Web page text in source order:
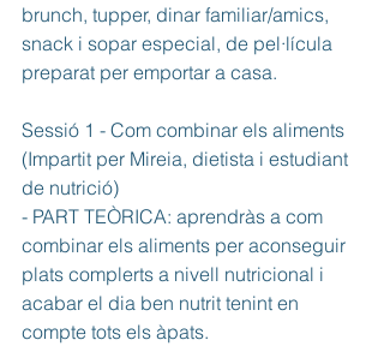
brunch, tupper, dinar familiar/amics,
snack i sopar especial, de pel·lícula
preparat per emportar a casa.
Sessió 1 - Com combinar els aliments
(Impartit per Mireia, dietista i estudiant
de nutrició)
- PART TEÒRICA: aprendràs a com
combinar els aliments per aconseguir
plats complerts a nivell nutricional i
acabar el dia ben nutrit tenint en
compte tots els àpats.